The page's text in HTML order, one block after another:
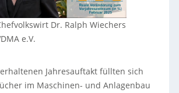
Dr. Ralph Wiechers
e.V.
Jahresauftakt füllten sich
im Maschinen- und Anlagenbau